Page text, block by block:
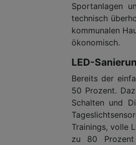
Sportanlagen
technisch
kommunalen
ökonomisch.
LED-
Bereits der
50 Prozent.
Schalten und
Trainings, volle
zu 80 Prozent